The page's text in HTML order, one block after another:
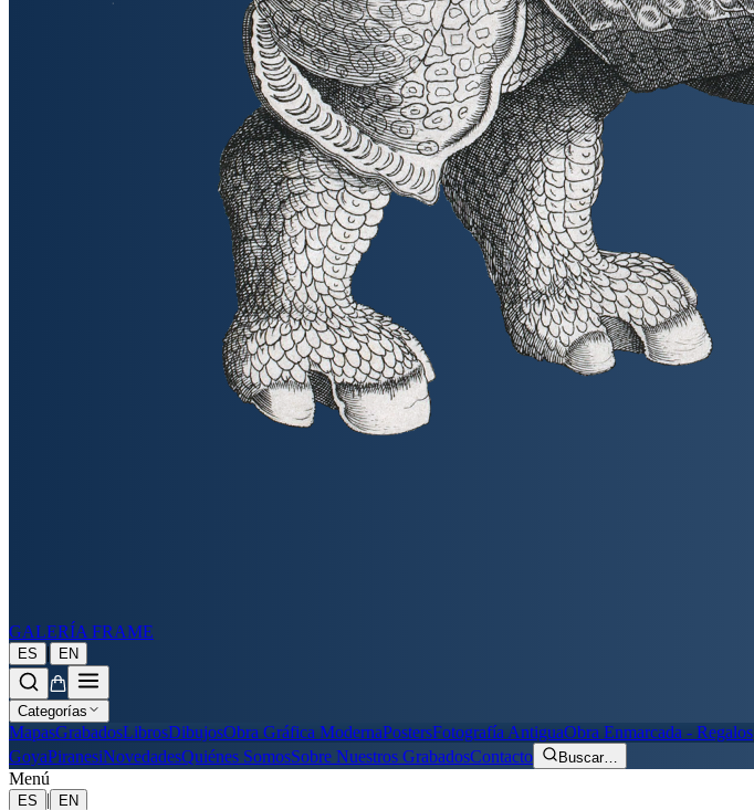
GALERÍA FRAME
ES | EN
Categorías
MapasGrabadosLibrosDibujosObra Gráfica ModernaPostersFotografía AntiguaObra Enmarcada - Regalos
GoyaPiranesiNovedadesQuiénes SomosSobre Nuestros GrabadosContacto Buscar…
Menú
ES |
EN